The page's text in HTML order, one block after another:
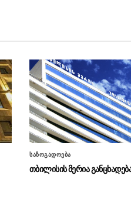
ხელისუფლება მასშტაბურ
რეაგირების წვრთნას ჩაატარებს
07.08 - 19:41საქალაქო
ავალიანის საქმეზე დაკავებულ
ანასტასია ბერუაშვილს
სახით პატიმრობა შეუფარდა
07.08 - 18:57გიორგი
მნიშვნელოვანია, ამ ქვეყანაში
თავისუფლება არასოდეს
საზოგადოება
თბილისის მერია